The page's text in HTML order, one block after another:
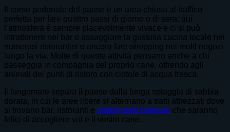
Il corso pedonale del paese è un area chiusa al traffico
perfetta per fare quattro passi di giorno o di sera: qui
l’atmosfera è sempre piacevolmente vivace e ci si può
intrattenere nei bar o assaggiare la gustosa cucina locale nei
numerosi ristorantini o ancora fare shopping nei molti negozi
lungo la via. Molte di queste attività pensano anche a chi
passeggia in compagnia del proprio cane, offrendo agli
animali dei punti di ristoro con ciotole di acqua fresca.
Il lungomare separa il paese dalla lunga spiaggia di sabbia
dorata, in cui le aree libere si alternano a tratti attrezzati dove
si trovano bar, ristoranti e stabilimenti balneari che saranno
felici di accogliere voi e il vostro cane.